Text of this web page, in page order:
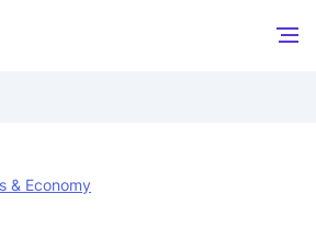
& Economy